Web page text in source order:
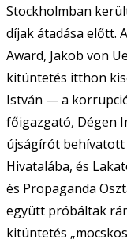
Stockholmban
díjak átadása előtt.
Award, Jakob von
kitüntetés itthon
István — a
főigazgató, Dégen
újságírót
Hivatalába, és
és Propaganda
együtt próbáltak
kitüntetés